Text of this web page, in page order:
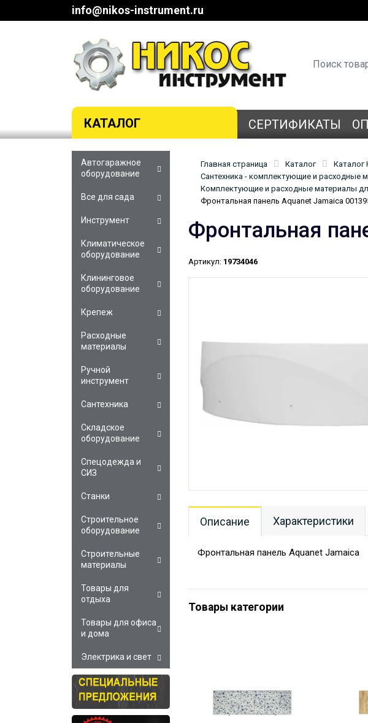
info@nikos-instrument.ru
КАТАЛОГ СЕРТИФИКАТЫ
Главная страница Каталог
Каталог
Сантехника - комплектующие и расходные
Комплектующие и расходные материалы
Фронтальная панель Aquanet Jamaica
Фронтальная
Артикул: 19734046
Описание Характеристики
Фронтальная панель Aquanet Jamaica
Товары категории
Автогаражное
оборудование
Все для сада
Инструмент
Климатическое
оборудование
Клининговое
оборудование
Крепеж
Расходные
материалы
Ручной
инструмент
Сантехника
Складское
оборудование
Спецодежда и
СИЗ
Станки
Строительное
оборудование
Строительные
материалы
Товары для
отдыха
Товары для офиса
и дома
Электрика и свет